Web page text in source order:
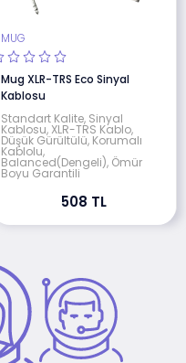
MUG
Mug XLR-TRS Eco Sinyal
Kablosu
Standart Kalite, Sinyal
Kablosu, XLR-TRS Kablo,
Düşük Gürültülü, Korumalı
Kablolu,
Balanced(Dengeli), Ömür
Boyu Garantili
508 TL